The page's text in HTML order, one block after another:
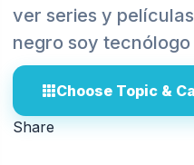
ver series y
negro soy
Choose Topic &
Share